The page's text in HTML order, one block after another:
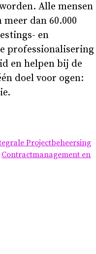
Alle mensen
dan 60.000
en
professionalisering
en helpen bij de
doel voor ogen:
Projectbeheersing
Contractmanagement en